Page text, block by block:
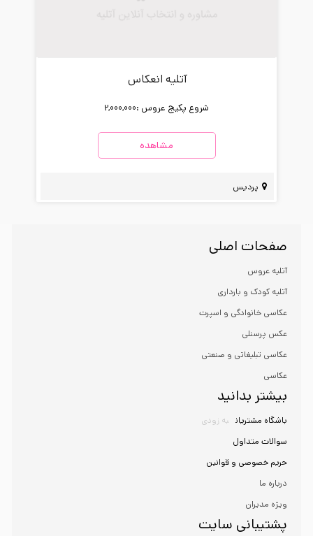
آتلیه انعکاس
شروع پکیج عروس :2,000,000
مشاهده
پردیس
صفحات اصلی
آتلیه عروس
آتلیه کودک و بارداری
عکاسی خانوادگی و اسپرت
عکس پرسنلی
عکاسی تبلیغاتی و صنعتی
عکاسی
بیشتر بدانید
باشگاه مشتریان به زودی
سوالات متداول
حریم خصوصی و قوانین
درباره ما
ویژه مدیران
پشتیبانی سایت